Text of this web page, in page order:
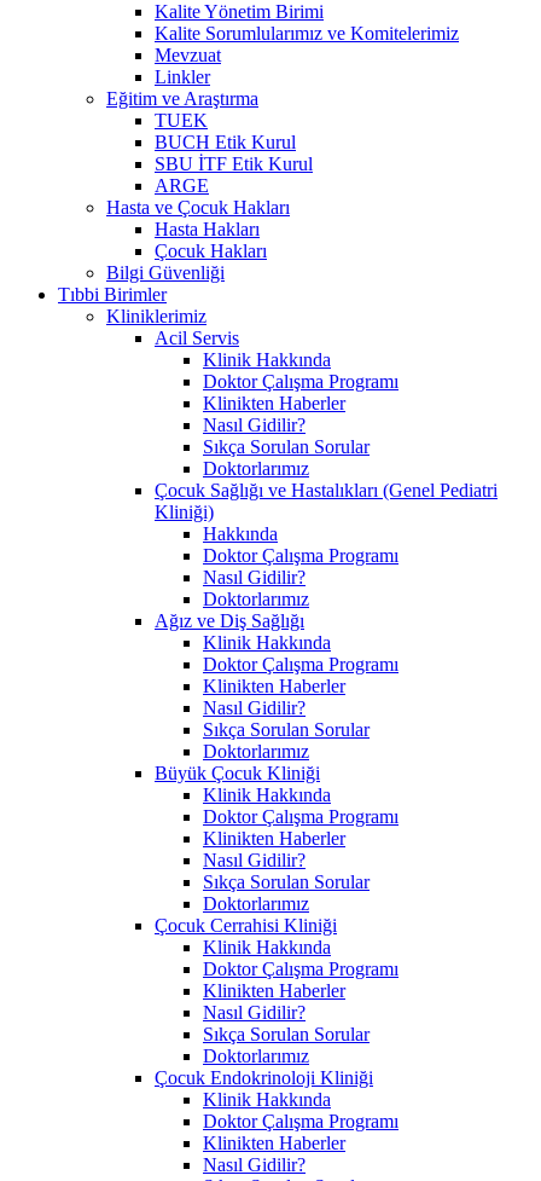
Kalite Yönetim Birimi
Kalite Sorumlularımız ve Komitelerimiz
Mevzuat
Linkler
Eğitim ve Araştırma
TUEK
BUCH Etik Kurul
SBU İTF Etik Kurul
ARGE
Hasta ve Çocuk Hakları
Hasta Hakları
Çocuk Hakları
Bilgi Güvenliği
Tıbbi Birimler
Kliniklerimiz
Acil Servis
Klinik Hakkında
Doktor Çalışma Programı
Klinikten Haberler
Nasıl Gidilir?
Sıkça Sorulan Sorular
Doktorlarımız
Çocuk Sağlığı ve Hastalıkları (Genel Pediatri
Kliniği)
Hakkında
Doktor Çalışma Programı
Nasıl Gidilir?
Doktorlarımız
Ağız ve Diş Sağlığı
Klinik Hakkında
Doktor Çalışma Programı
Klinikten Haberler
Nasıl Gidilir?
Sıkça Sorulan Sorular
Doktorlarımız
Büyük Çocuk Kliniği
Klinik Hakkında
Doktor Çalışma Programı
Klinikten Haberler
Nasıl Gidilir?
Sıkça Sorulan Sorular
Doktorlarımız
Çocuk Cerrahisi Kliniği
Klinik Hakkında
Doktor Çalışma Programı
Klinikten Haberler
Nasıl Gidilir?
Sıkça Sorulan Sorular
Doktorlarımız
Çocuk Endokrinoloji Kliniği
Klinik Hakkında
Doktor Çalışma Programı
Klinikten Haberler
Nasıl Gidilir?